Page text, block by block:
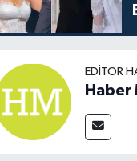
EDITÖR
Haber